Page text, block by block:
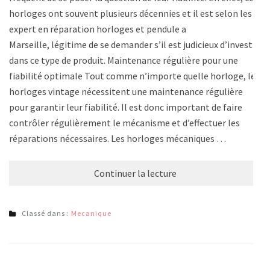
horloges ont souvent plusieurs décennies et il est selon les
expert en réparation horloges et pendule a
Marseille, légitime de se demander s’il est judicieux d’investir
dans ce type de produit. Maintenance régulière pour une
fiabilité optimale Tout comme n’importe quelle horloge, les
horloges vintage nécessitent une maintenance régulière
pour garantir leur fiabilité. Il est donc important de faire
contrôler régulièrement le mécanisme et d’effectuer les
réparations nécessaires. Les horloges mécaniques …
Continuer la lecture
Classé dans : Mecanique